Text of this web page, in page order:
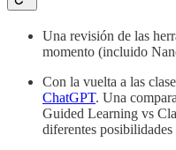
Una revisión de las
momento (incluido
Con la vuelta a las
ChatGPT. Una
Guided Learning vs
diferentes